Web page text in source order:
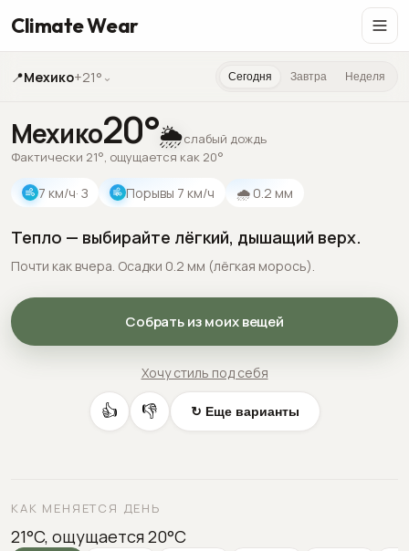
Climate Wear
📍Мехико+21° ⌄ Сегодня Завтра Неделя
Мехико20°🌦️слабый дождь
Фактически 21°, ощущается как 20°
7 км/ч· З Порывы 7 км/ч 🌧 0.2 мм
Тепло — выбирайте лёгкий, дышащий верх.
Почти как вчера. Осадки 0.2 мм (лёгкая морось).
Собрать из моих вещей
Хочу стиль под себя
👍 👎 ↻ Еще варианты
КАК МЕНЯЕТСЯ ДЕНЬ
21°C, ощущается 20°C